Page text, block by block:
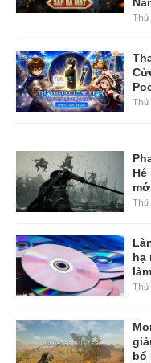
Thứ
Thứ
Thứ
hạ
Thứ
bổ